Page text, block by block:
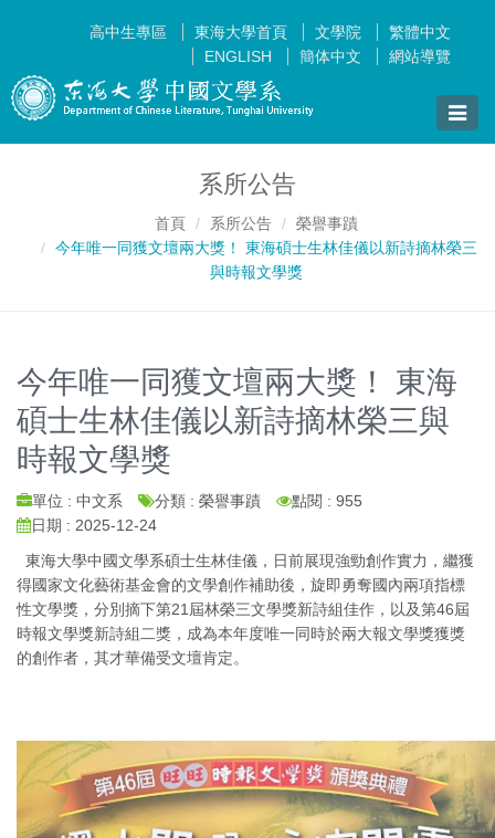
高中生專區 東海大學首頁 文學院
繁體中文
ENGLISH
簡体中文 網站導覽
Toggle
系所公告
首頁 系所公告
榮譽事蹟
今年唯一同獲文壇兩大獎！ 東海碩士生林佳儀以新詩摘林榮三
與時報文學獎
今年唯一同獲文壇兩大獎！ 東海
碩士生林佳儀以新詩摘林榮三與
時報文學獎
單位 : 中文系 分類 : 榮譽事蹟
點閱 : 955
日期 : 2025-12-24
東海大學中國文學系碩士生林佳儀，日前展現強勁創作實力，繼獲
得國家文化藝術基金會的文學創作補助後，旋即勇奪國內兩項指標
性文學獎，分別摘下第21屆林榮三文學獎新詩組佳作，以及第46屆
時報文學獎新詩組二獎，成為本年度唯一同時於兩大報文學獎獲獎
的創作者，其才華備受文壇肯定。